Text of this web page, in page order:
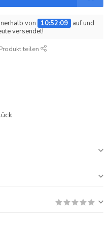
von 10:52:09 auf und
versendet!
teilen